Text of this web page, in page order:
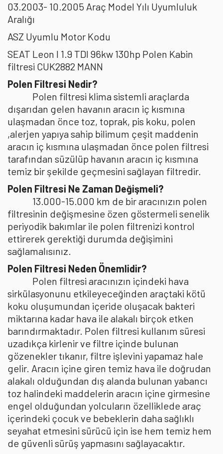
03.2003- 10.2005 Araç Model Yılı Uyumluluk
Aralığı
ASZ Uyumlu Motor Kodu
SEAT Leon I 1.9 TDI 96kw 130hp Polen Kabin
filtresi CUK2882 MANN
Polen Filtresi Nedir?
Polen filtresi klima sistemli araçlarda
dışarıdan gelen havanın aracın iç kısmına
ulaşmadan önce toz, toprak, pis koku, polen
,alerjen yapıya sahip bilimum çeşit maddenin
aracın iç kısmına ulaşmadan önce polen filtresi
tarafından süzülüp havanın aracın iç kısmına
temiz bir şekilde geçmesini sağlayan filtredir.
Polen Filtresi Ne Zaman Değişmeli?
13.000-15.000 km de bir aracınızın polen
filtresinin değişmesine özen göstermeli senelik
periyodik bakımlar ile polen filtrenizi kontrol
ettirerek gerektiği durumda değişimini
sağlamalısınız.
Polen Filtresi Neden Önemlidir?
Polen filtresi aracınızın içindeki hava
sirkülasyonunu etkileyeceğinden araçtaki kötü
koku oluşumundan içeride oluşacak bakteri
miktarına kadar hava ile alakalı birçok etken
barındırmaktadır. Polen filtresi kullanım süresi
uzadıkça kirlenir ve filtre içinde bulunan
gözenekler tıkanır, filtre işlevini yapamaz hale
gelir. Aracın içine giren temiz hava ile doğrudan
alakalı olduğundan dış alanda bulunan yabancı
toz halindeki maddelerin aracın içine girmesine
engel olduğundan yolcuların özelliklede araç
içerindeki çocuk ve bebeklerin daha sağlıklı
seyahat etmesini sürücü için ise hem temiz hem
de güvenli sürüş yapmasını sağlayacaktır.